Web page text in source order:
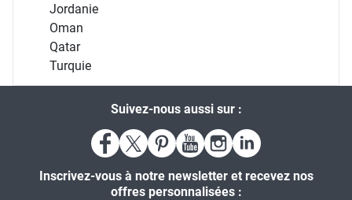
Jordanie
Oman
Qatar
Turquie
Suivez-nous aussi sur :
Inscrivez-vous à notre newsletter et recevez nos
offres personnalisées :